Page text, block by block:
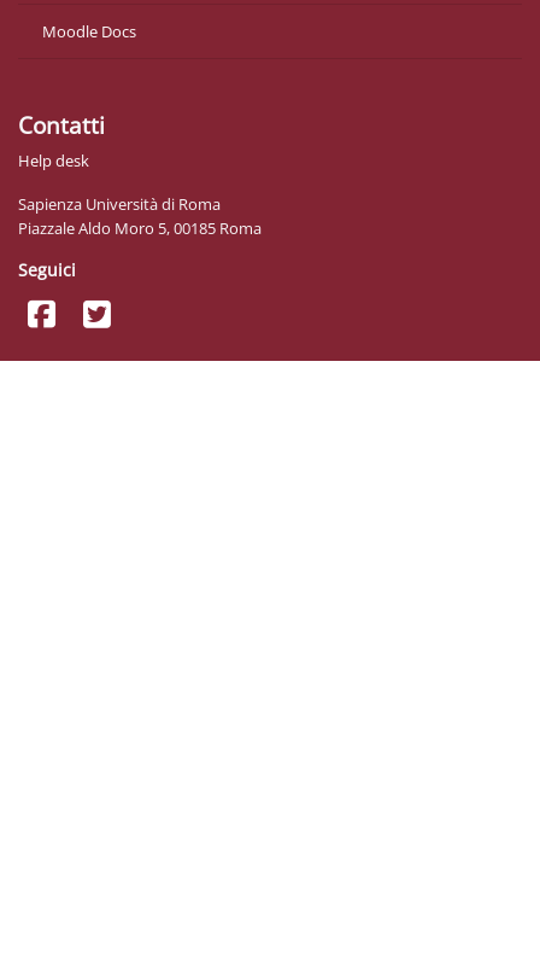
Moodle Docs
Contatti
Help desk
Sapienza Università di Roma
Piazzale Aldo Moro 5, 00185 Roma
Seguici